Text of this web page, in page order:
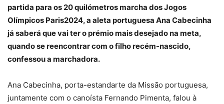
partida para os 20 quilómetros marcha dos Jogos
Olímpicos Paris2024, a aleta portuguesa Ana Cabecinha
já saberá que vai ter o prémio mais desejado na meta,
quando se reencontrar com o filho recém-nascido,
confessou a marchadora.
Ana Cabecinha, porta-estandarte da Missão portuguesa,
juntamente com o canoísta Fernando Pimenta, falou à